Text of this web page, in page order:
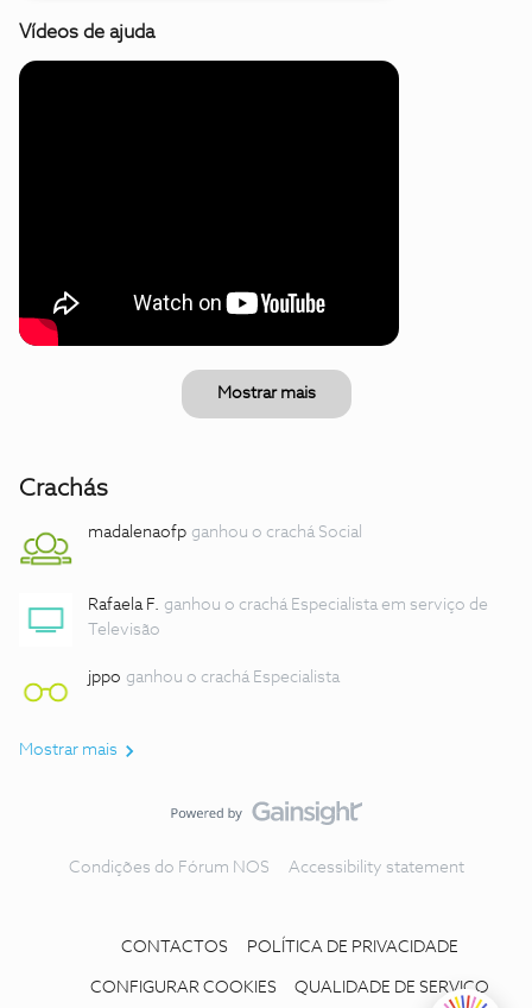
Vídeos de ajuda
Mostrar mais
Crachás
madalenaofp ganhou o crachá Social
Rafaela F. ganhou o crachá Especialista em serviço de
Televisão
jppo ganhou o crachá Especialista
Mostrar mais
Condições do Fórum NOS Accessibility statement
CONTACTOS POLÍTICA DE PRIVACIDADE
CONFIGURAR COOKIES QUALIDADE DE SERVIÇO